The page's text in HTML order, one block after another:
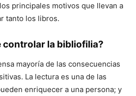
principales motivos que llevan a
tanto los libros.
controlar la bibliofilia?
mayoría de las consecuencias
La lectura es una de las
enriquecer a una persona; y